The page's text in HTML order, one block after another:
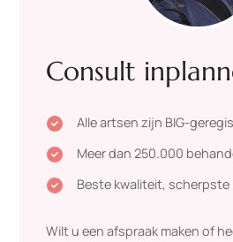
Consult
 Alle artsen zijn BIG-
 Meer dan 250.000
 Beste kwaliteit, scherpste
Wilt u een afspraak maken of